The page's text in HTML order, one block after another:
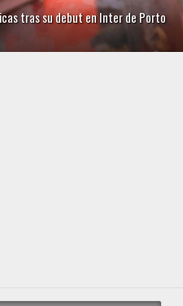
tras su debut en Inter de Porto